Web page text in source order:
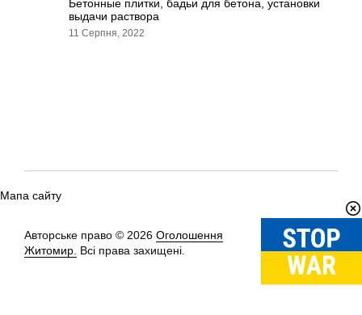
Бетонные плитки, бадьи для бетона, установки
выдачи раствора
11 Серпня, 2022
Мапа сайту
Авторське право © 2026 Оголошення
Житомир. Всі права захищені.
Вгору↑